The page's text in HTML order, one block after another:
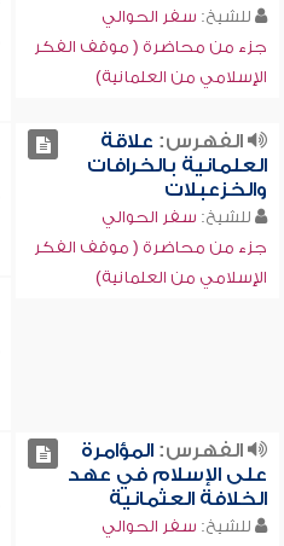
للشيخ: سفر الحوالي
جزء من محاضرة ( موقف الفكر
الإسلامي من العلمانية)
الفهرس: علاقة
العلمانية بالخرافات
والخزعبلات
للشيخ: سفر الحوالي
جزء من محاضرة ( موقف الفكر
الإسلامي من العلمانية)
الفهرس:المؤامرة
على الإسلام في عهد
الخلافة العثمانية
للشيخ: سفر الحوالي